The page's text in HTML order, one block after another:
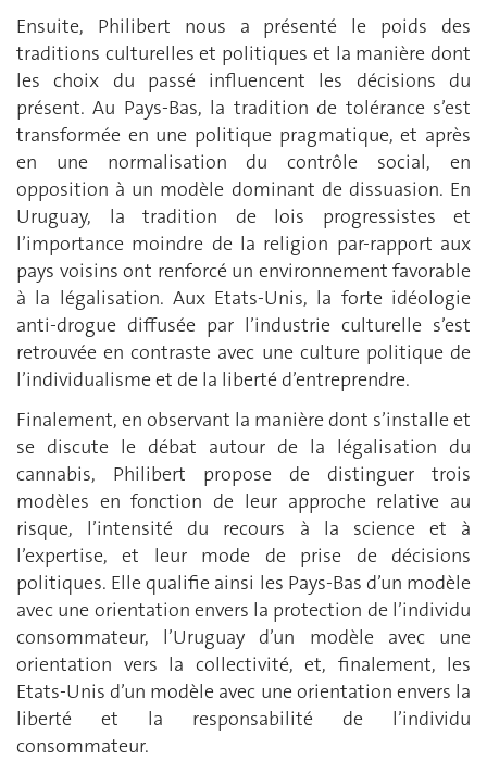
Ensuite, Philibert nous a présenté le poids des
traditions culturelles et politiques et la manière dont
les choix du passé influencent les décisions du
présent. Au Pays-Bas, la tradition de tolérance s’est
transformée en une politique pragmatique, et après
en une normalisation du contrôle social, en
opposition à un modèle dominant de dissuasion. En
Uruguay, la tradition de lois progressistes et
l’importance moindre de la religion par-rapport aux
pays voisins ont renforcé un environnement favorable
à la légalisation. Aux Etats-Unis, la forte idéologie
anti-drogue diffusée par l’industrie culturelle s’est
retrouvée en contraste avec une culture politique de
l’individualisme et de la liberté d’entreprendre.
Finalement, en observant la manière dont s’installe et
se discute le débat autour de la légalisation du
cannabis, Philibert propose de distinguer trois
modèles en fonction de leur approche relative au
risque, l’intensité du recours à la science et à
l’expertise, et leur mode de prise de décisions
politiques. Elle qualifie ainsi les Pays-Bas d’un modèle
avec une orientation envers la protection de l’individu
consommateur, l’Uruguay d’un modèle avec une
orientation vers la collectivité, et, finalement, les
Etats-Unis d’un modèle avec une orientation envers la
liberté et la responsabilité de l’individu
consommateur.